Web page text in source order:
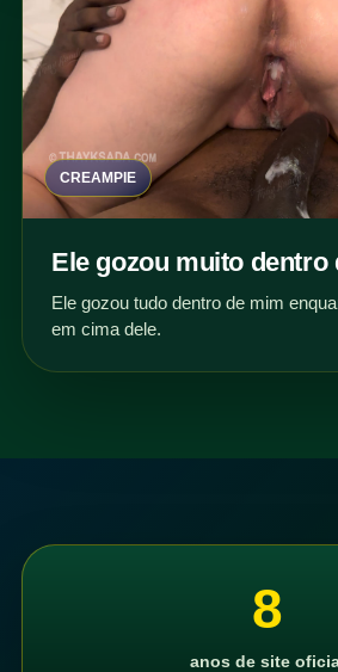
CREAMPIE
Ele gozou muito dentro
Ele gozou tudo dentro de mim
em cima dele.
8
anos de site